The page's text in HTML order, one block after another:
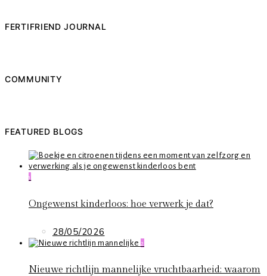
FERTIFRIEND JOURNAL
COMMUNITY
FEATURED BLOGS
1
Ongewenst kinderloos: hoe verwerk je dat?
28/05/2026
2
Nieuwe richtlijn mannelijke vruchtbaarheid: waarom